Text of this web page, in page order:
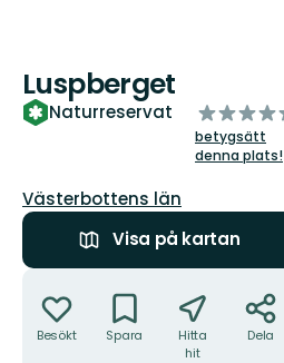
Luspberget
Naturreservat
av
5
stjärnor
betygsätt
denna plats!
Län:
Västerbottens län
Visa på kartan
Besökt Spara
Hitta
hit
Dela